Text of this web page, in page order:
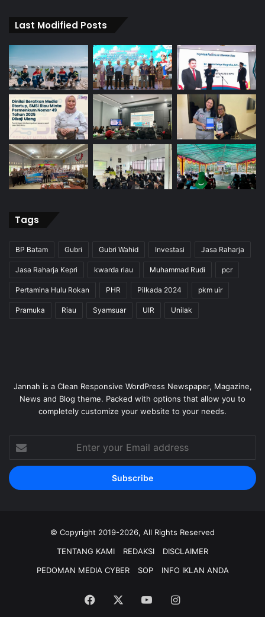
Last Modified Posts
Tags
BP Batam Gubri Gubri Wahid Investasi Jasa Raharja
Jasa Raharja Kepri kwarda riau Muhammad Rudi pcr
Pertamina Hulu Rokan PHR Pilkada 2024 pkm uir
Pramuka Riau Syamsuar UIR Unilak
Jannah is a Clean Responsive WordPress Newspaper, Magazine,
News and Blog theme. Packed with options that allow you to
completely customize your website to your needs.
your
Email
address
© Copyright 2019-2026, All Rights Reserved
TENTANG KAMI
REDAKSI
DISCLAIMER
PEDOMAN MEDIA CYBER
SOP INFO IKLAN ANDA
Facebook YouTubeInstagram